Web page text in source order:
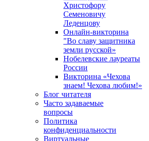
Христофору
Семеновичу
Леденцову
Онлайн-викторина
"Во славу защитника
земли русской»
Нобелевские лауреаты
России
Викторина «Чехова
знаем! Чехова любим!»
Блог читателя
Часто задаваемые
вопросы
Политика
конфиденциальности
Виртуальные